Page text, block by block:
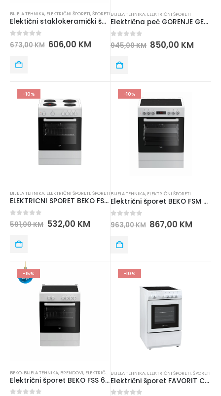
BIJELA TEHNIKA, ELEKTRIČNI ŠPORETI,ŠPORETI
Elektični staklokeramički šporet MAX 60CM TM6060GKF W
0 out of 5
673,00KM 606,00 KM
BIJELA TEHNIKA, ELEKTRIČNI ŠPORETI
Električna peć GORENJE GEC6A41WC
0 out of 5
945,00KM 850,00 KM
-10%
BIJELA TEHNIKA, ELEKTRIČNI ŠPORETI,ŠPORETI
ELEKTRICNI SPORET BEKO FSE 66000 GW
out of 5
591,00KM 532,00 KM
-10%
BIJELA TEHNIKA, ELEKTRIČNI ŠPORETI
Električni šporet BEKO FSM 67320 GWS
out of 5
963,00KM 867,00 KM
-15%
BEKO, BIJELA TEHNIKA, BRENDOVI, ELEKTRIČNI ŠPORETI ,ŠPORETI
Električni šporet BEKO FSS 67000 GW
-10%
BIJELA TEHNIKA, ELEKTRIČNI ŠPORETI,ŠPORETI
Električni šporet FAVORIT CC 500 WWF